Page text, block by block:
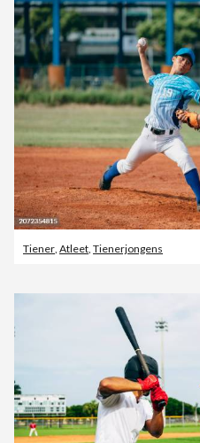
Tiener, Atleet, Tienerjongens